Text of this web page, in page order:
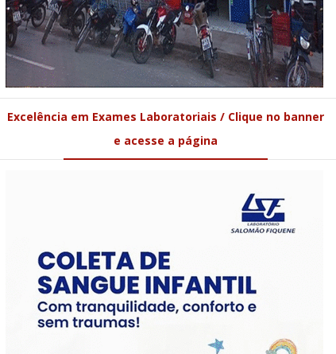
Excelência em Exames Laboratoriais / Clique no banner
e acesse a página